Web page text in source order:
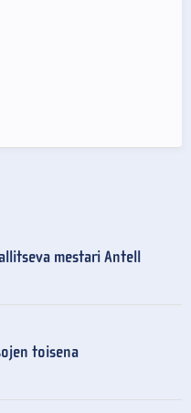
mestari Antell
toisena